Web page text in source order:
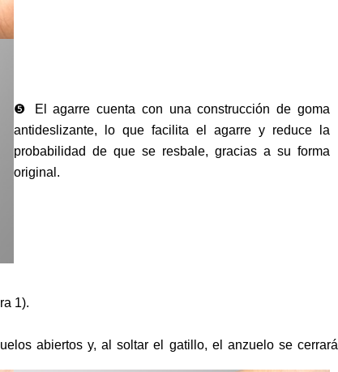
❺ El agarre cuenta con una construcción de goma
antideslizante, lo que facilita el agarre y reduce la
probabilidad de que se resbale, gracias a su forma
original.
1).
abiertos y, al soltar el gatillo, el anzuelo se cerrará